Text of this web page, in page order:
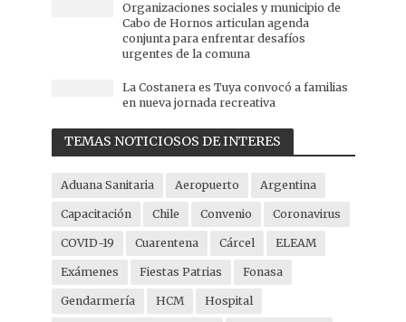
Organizaciones sociales y municipio de
Cabo de Hornos articulan agenda
conjunta para enfrentar desafíos
urgentes de la comuna
La Costanera es Tuya convocó a familias
en nueva jornada recreativa
TEMAS NOTICIOSOS DE INTERES
Aduana Sanitaria Aeropuerto Argentina
Capacitación Chile Convenio Coronavirus
COVID-19 Cuarentena Cárcel ELEAM
Exámenes Fiestas Patrias Fonasa
Gendarmería HCM Hospital